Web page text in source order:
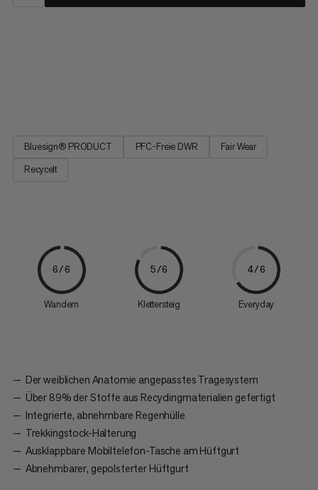
Bluesign® PRODUCT PFC-Freie DWR
Fair Wear
Recycelt
6/6
Wandern
5/6
Klettersteig
4/6
Everyday
Der weiblichen Anatomie angepasstes Tragesystem
Über 89% der Stoffe aus Recyclingmaterialien gefertigt
Integrierte, abnehmbare Regenhülle
Trekkingstock-Halterung
Ausklappbare Mobiltelefon-Tasche am Hüftgurt
Abnehmbarer, gepolsterter Hüftgurt